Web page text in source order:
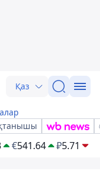
Қаз
€541.64 ₽5.71